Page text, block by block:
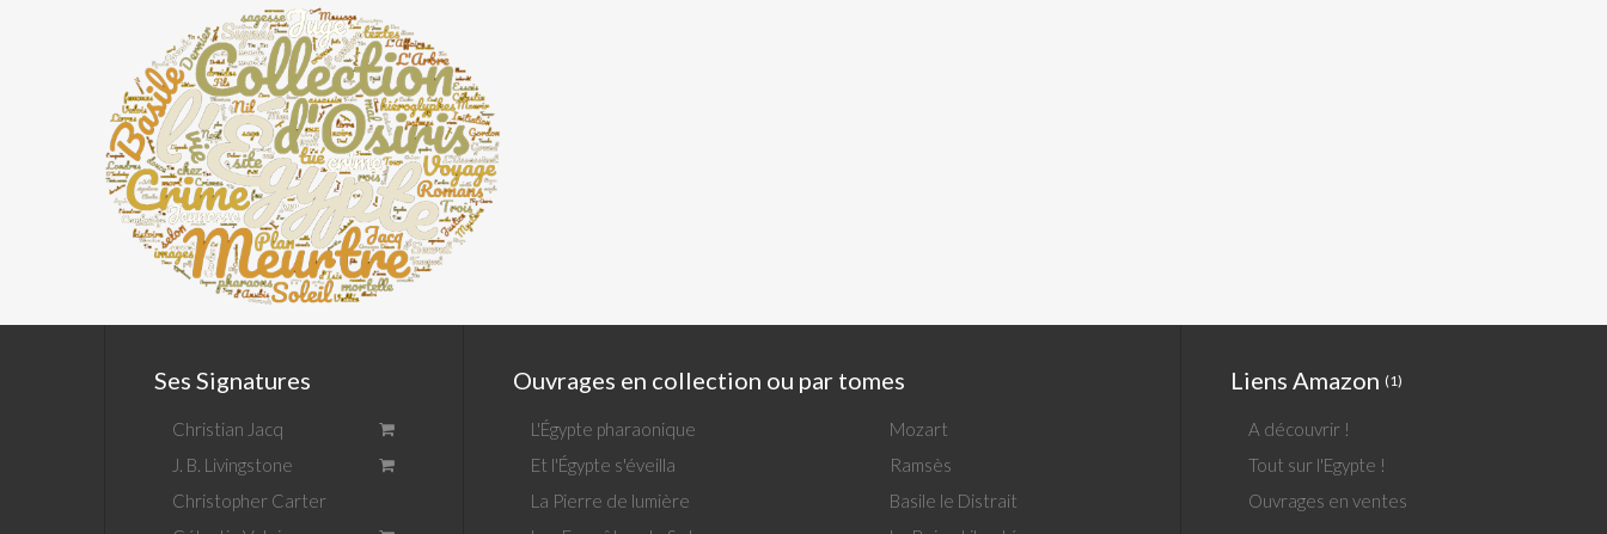
Ses Signatures
Christian Jacq
J. B. Livingstone
Christopher Carter
Ouvrages en collection ou par tomes
L'Égypte pharaonique
Et l'Égypte s'éveilla
La Pierre de lumière
Mozart
Ramsès
Basile le Distrait
Liens Amazon (1)
A découvrir !
Tout sur l'Egypte !
Ouvrages en ventes